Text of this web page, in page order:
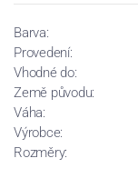
Barva:
Provedení:
Vhodné do:
Země původu:
Váha:
Výrobce:
Rozměry: